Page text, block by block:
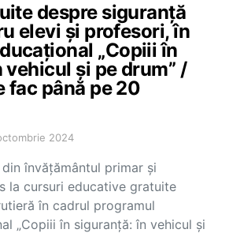
despre siguranță
elevi și profesori, în
„Copiii în
și pe drum” /
fac până pe 20
2024
învățământul primar și
la cursuri educative gratuite
în cadrul programul
„Copiii în siguranță: în vehicul și